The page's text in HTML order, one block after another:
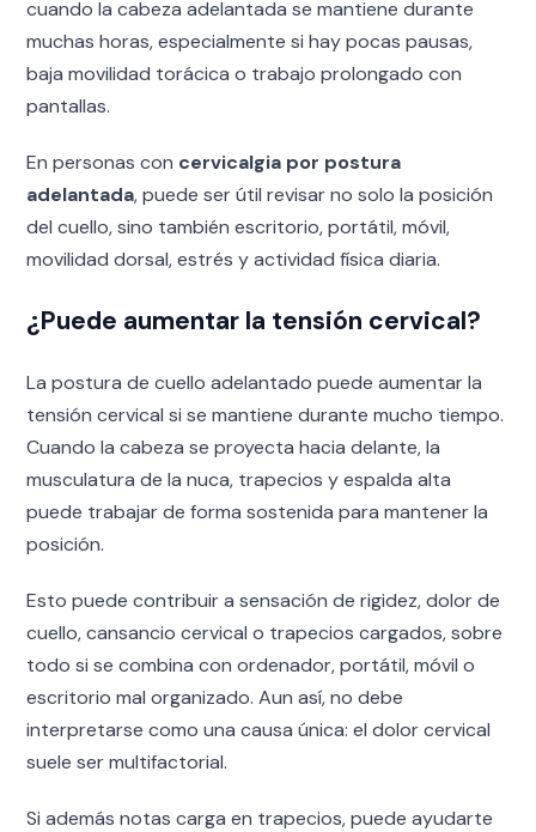
cuando la cabeza adelantada se mantiene durante
muchas horas, especialmente si hay pocas pausas,
baja movilidad torácica o trabajo prolongado con
pantallas.
En personas con cervicalgia por postura
adelantada, puede ser útil revisar no solo la posición
del cuello, sino también escritorio, portátil, móvil,
movilidad dorsal, estrés y actividad física diaria.
¿Puede aumentar la tensión cervical?
La postura de cuello adelantado puede aumentar la
tensión cervical si se mantiene durante mucho tiempo.
Cuando la cabeza se proyecta hacia delante, la
musculatura de la nuca, trapecios y espalda alta
puede trabajar de forma sostenida para mantener la
posición.
Esto puede contribuir a sensación de rigidez, dolor de
cuello, cansancio cervical o trapecios cargados, sobre
todo si se combina con ordenador, portátil, móvil o
escritorio mal organizado. Aun así, no debe
interpretarse como una causa única: el dolor cervical
suele ser multifactorial.
Si además notas carga en trapecios, puede ayudarte